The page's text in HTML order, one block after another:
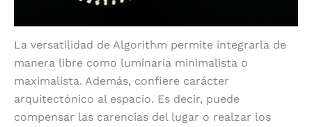
La versatilidad de Algorithm permite integrarla de
manera libre como luminaria minimalista o
maximalista. Además, confiere carácter
arquitectónico al espacio. Es decir, puede
compensar las carencias del lugar o realzar los